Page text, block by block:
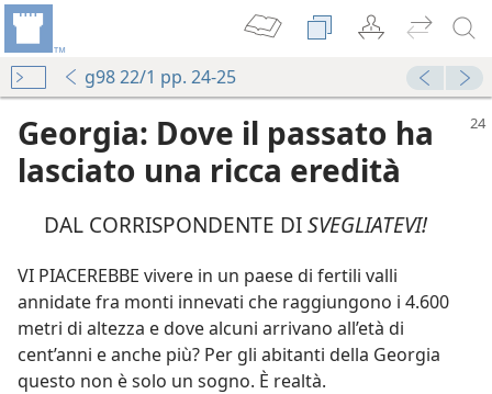
g98 22/1 pp. 24-25
quando?
Georgia: Dove il passato ha
lasciato una ricca eredità
DAL CORRISPONDENTE DISVEGLIATEVI!
VI PIACEREBBE vivere in un paese di fertili valli
annidate fra monti innevati che raggiungono i 4.600
metri di altezza e dove alcuni arrivano all’età di
cent’anni e anche più? Per gli abitanti della Georgia
questo non è solo un sogno. È realtà.